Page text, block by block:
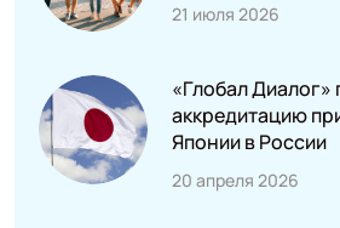
21 июля 2026
«Глобал Диалог»
аккредитацию
Японии в России
20 апреля 2026